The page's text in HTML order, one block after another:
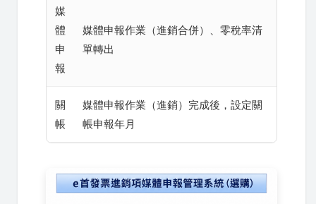
媒
體
申
報
媒體申報作業（進銷合併）、零稅率清
單轉出
關
帳
媒體申報作業（進銷）完成後，設定關
帳申報年月